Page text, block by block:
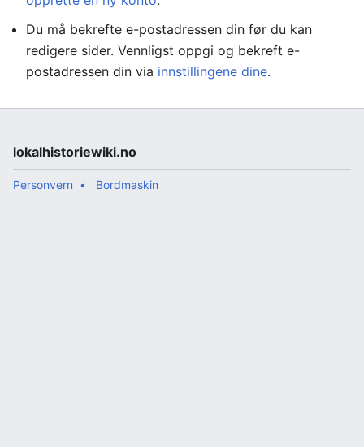
Du må bekrefte e-postadressen din før du kan
redigere sider. Vennligst oppgi og bekreft e-
postadressen din via innstillingene dine.
lokalhistoriewiki.no
Personvern Bordmaskin